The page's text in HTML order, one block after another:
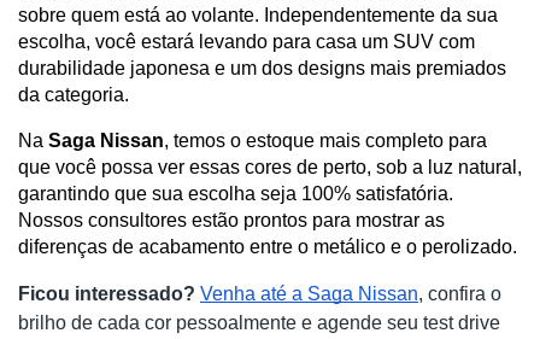
sobre quem está ao volante. Independentemente da sua
escolha, você estará levando para casa um SUV com
durabilidade japonesa e um dos designs mais premiados
da categoria.
Na Saga Nissan, temos o estoque mais completo para
que você possa ver essas cores de perto, sob a luz natural,
garantindo que sua escolha seja 100% satisfatória.
Nossos consultores estão prontos para mostrar as
diferenças de acabamento entre o metálico e o perolizado.
Ficou interessado? Venha até a Saga Nissan, confira o
brilho de cada cor pessoalmente e agende seu test drive